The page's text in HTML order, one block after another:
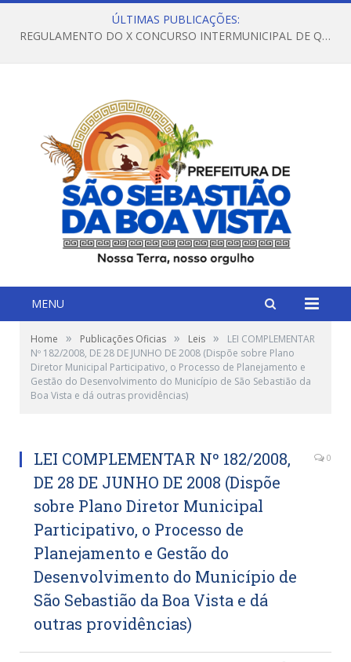
ÚLTIMAS PUBLICAÇÕES:
REGULAMENTO DO X CONCURSO INTERMUNICIPAL DE QUADRILHAS JUNINAS – 2026 – ARRAIÁ DA VENEZA
MENU
Home » Publicações Oficias » Leis »
LEI COMPLEMENTAR
Nº 182/2008, DE 28 DE JUNHO DE 2008 (Dispõe sobre Plano
Diretor Municipal Participativo, o Processo de Planejamento e
Gestão do Desenvolvimento do Município de São Sebastião da
Boa Vista e dá outras providências)
LEI COMPLEMENTAR Nº 182/2008,
DE 28 DE JUNHO DE 2008 (Dispõe
sobre Plano Diretor Municipal
Participativo, o Processo de
Planejamento e Gestão do
Desenvolvimento do Município de
São Sebastião da Boa Vista e dá
outras providências)
0